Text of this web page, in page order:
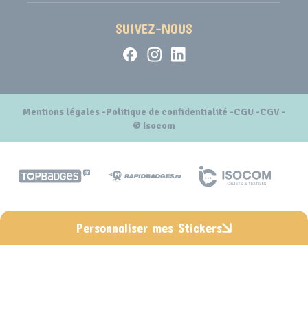
Personnaliser mes Stickers
SUIVEZ-NOUS
Mentions légales Politique de confidentialité CGU
CGV
© Isocom